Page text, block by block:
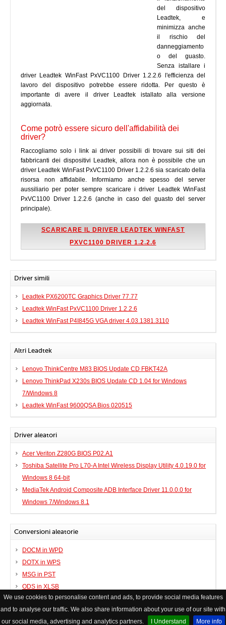
We use cookies to personalise content and ads, to provide social media features
and to analyse our traffic. We also share information about your use of our site with
our social media, advertising and analytics partners.
I Understand More info
del dispositivo
Leadtek, e
minimizza anche
il rischio del
danneggiamento
o del guasto.
Senza istallare i
driver Leadtek WinFast PxVC1100 Driver 1.2.2.6 l'efficienza del
lavoro del dispositivo potrebbe essere ridotta. Per questo è
importante di avere il driver Leadtek istallato alla versione
aggiornata.
Come potrò essere sicuro dell'affidabilità dei
driver?
Raccogliamo solo i link ai driver possibili di trovare sui siti dei
fabbricanti dei dispositivi Leadtek, allora non è possibile che un
driver Leadtek WinFast PxVC1100 Driver 1.2.2.6 sia scaricato della
risorsa non affidabile. Informiamo anche spesso del server
aussiliario per poter sempre scaricare i driver Leadtek WinFast
PxVC1100 Driver 1.2.2.6 (anche in caso del guasto del server
principale).
SCARICARE IL DRIVER LEADTEK WINFAST
PXVC1100 DRIVER 1.2.2.6
Driver simili
Leadtek PX6200TC Graphics Driver 77.77
Leadtek WinFast PxVC1100 Driver 1.2.2.6
Leadtek WinFast P4I845G VGA driver 4.03.1381.3110
Altri Leadtek
Lenovo ThinkCentre M83 BIOS Update CD FBKT42A
Lenovo ThinkPad X230s BIOS Update CD 1.04 for Windows
7/Windows 8
Leadtek WinFast 9600QSA Bios 020515
Driver aleatori
Acer Veriton Z280G BIOS P02.A1
Toshiba Satellite Pro L70-A Intel Wireless Display Utility 4.0.19.0 for
Windows 8 64-bit
MediaTek Android Composite ADB Interface Driver 11.0.0.0 for
Windows 7/Windows 8.1
Conversioni aleatorie
DOCM in WPD
DOTX in WPS
MSG in PST
ODS in XLSB
Contatto|XHTML Valid Website